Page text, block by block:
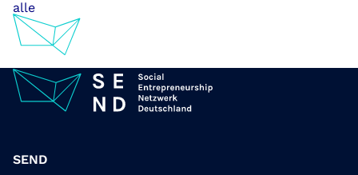
Zum
Inhalt
springen
alle
SEND